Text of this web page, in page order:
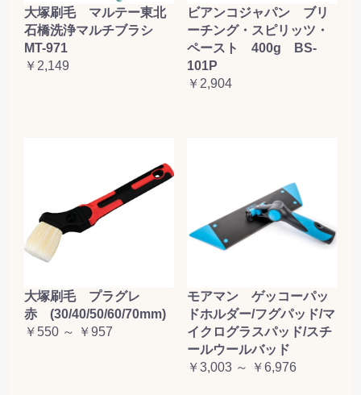
大塚刷毛 マルテー東北
石橋洗浄マルチブラシ
MT-971
￥2,149
ビアンコジャパン ブリ
ーチング・スピリッツ・
ペースト 400g BS-
101P
￥2,904
大塚刷毛 プラグレ
赤 (30/40/50/60/70mm)
￥550 ～ ￥957
モアマン ゲッコーパッ
ドホルダー/フグパッド/マ
イクログラスパッド/スチ
ールウールバッド
￥3,003 ～ ￥6,976